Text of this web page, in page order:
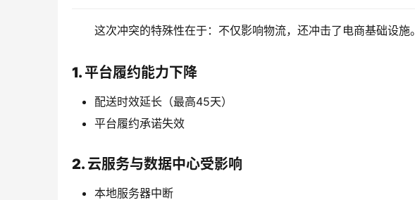
这次冲突的特殊性在于：不仅影响物流，还冲击了电商基础设施。
1. 平台履约能力下降
配送时效延长（最高45天）
平台履约承诺失效
2. 云服务与数据中心受影响
本地服务器中断